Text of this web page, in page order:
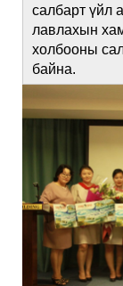
салбарт үйл
лавлахын
холбооны
байна.